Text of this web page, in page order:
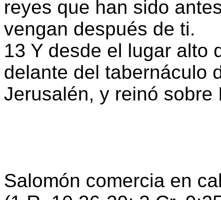
reyes que han sido
vengan después de ti.
13 Y desde el lugar alto
delante del tabernáculo
Jerusalén, y reinó sobre
Salomón comercia en